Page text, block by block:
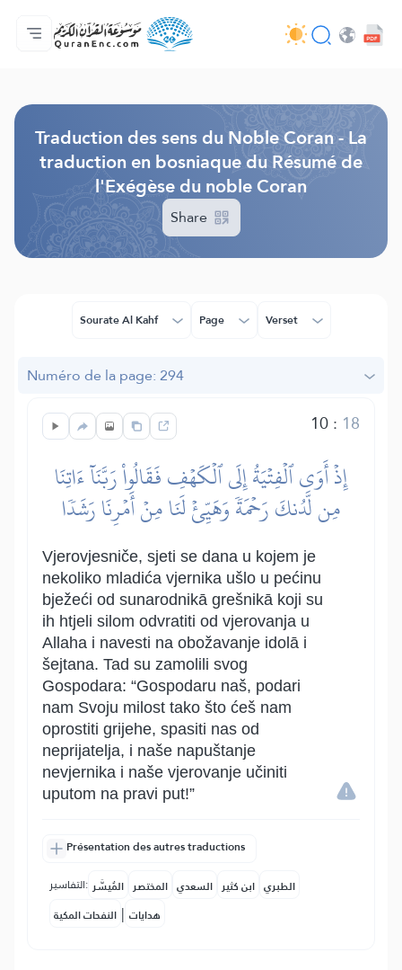
Accueil
Index des traductions
Audio
Services des développeurs du site - API
Autour du projet
Nous contacter
Langue
Traduction des sens du Noble Coran - La
traduction en bosniaque du Résumé de
l'Exégèse du noble Coran
Share
Sourate Al Kahf Page Verset
Numéro de la page: 294
10: 18
إِذۡ أَوَى ٱلۡفِتۡيَةُ إِلَى ٱلۡكَهۡفِ فَقَالُواْ رَبَّنَآ ءَاتِنَا
مِن لَّدُنكَ رَحۡمَةٗ وَهَيِّئۡ لَنَا مِنۡ أَمۡرِنَا رَشَدٗا
Vjerovjesniče, sjeti se dana u kojem je
nekoliko mladića vjernika ušlo u pećinu
bježeći od sunarodnikā grešnikā koji su
ih htjeli silom odvratiti od vjerovanja u
Allaha i navesti na obožavanje idolā i
šejtana. Tad su zamolili svog
Gospodara: “Gospodaru naš, podari
nam Svoju milost tako što ćeš nam
oprostiti grijehe, spasiti nas od
neprijatelja, i naše napuštanje
nevjernika i naše vjerovanje učiniti
uputom na pravi put!”
Présentation des autres traductions
التفاسير: المُيسَّر المختصر السعدي ابن كثير الطبري
النفحات المكية | هدايات